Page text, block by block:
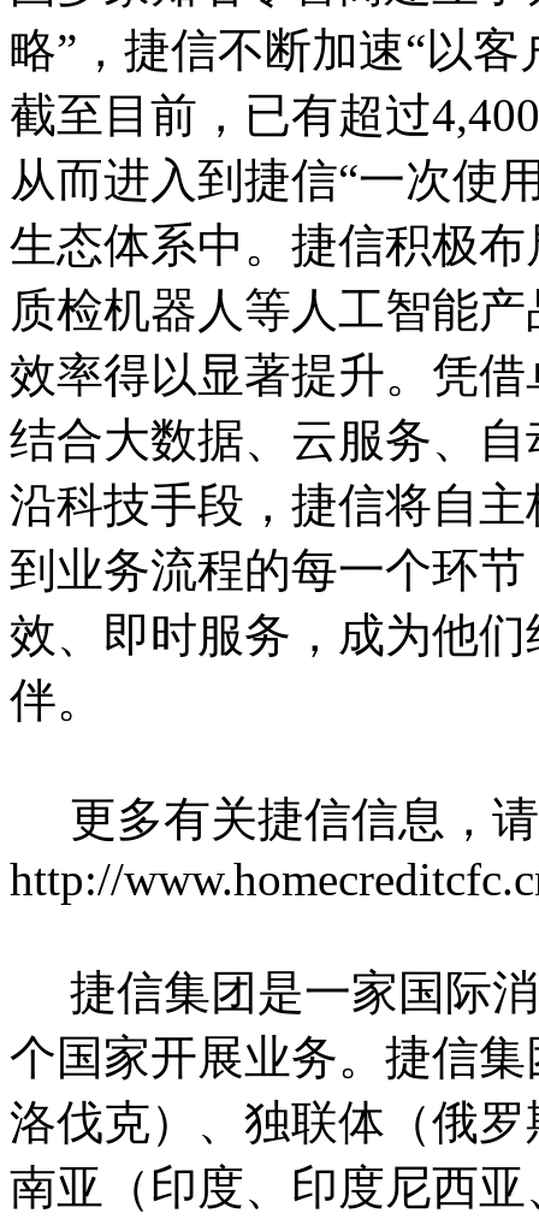
略”，捷信不断加速“以
截至目前，已有超过
从而进入到捷信“一次使
生态体系中。捷信积极
质检机器人等人工智能
效率得以显著提升。凭
结合大数据、云服务、
沿科技手段，捷信将自
到业务流程的每一个环
效、即时服务，成为他
伴。
更多有关捷信信息，
http://
捷信集团是一家国际
个国家开展业务。捷信
洛伐克）、独联体（俄
南亚（印度、印度尼西